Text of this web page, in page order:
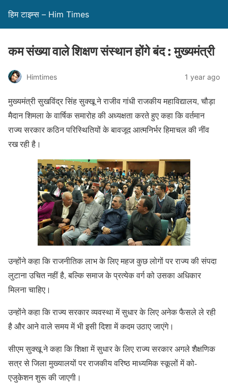
हिम टाइम्स – Him Times
कम संख्या वाले शिक्षण संस्थान होंगे बंद : मुख्यमंत्री
Himtimes 1 year ago
मुख्यमंत्री सुखविंद्र सिंह सुक्खू ने राजीव गांधी राजकीय महाविद्यालय, चौड़ा
मैदान शिमला के वार्षिक समारोह की अध्यक्षता करते हुए कहा कि वर्तमान
राज्य सरकार कठिन परिस्थितियों के बावजूद आत्मनिर्भर हिमाचल की नींव
रख रही है।
उन्होंने कहा कि राजनीतिक लाभ के लिए महज कुछ लोगों पर राज्य की संपदा
लुटाना उचित नहीं है, बल्कि समाज के प्रत्येक वर्ग को उसका अधिकार
मिलना चाहिए।
उन्होंने कहा कि राज्य सरकार व्यवस्था में सुधार के लिए अनेक फैसले ले रही
है और आने वाले समय में भी इसी दिशा में कदम उठाए जाएंगे।
सीएम सुक्खू ने कहा कि शिक्षा में सुधार के लिए राज्य सरकार अगले शैक्षणिक
सत्र से जिला मुख्यालयों पर राजकीय वरिष्ठ माध्यमिक स्कूलों में को-
एजुकेशन शुरू की जाएगी।